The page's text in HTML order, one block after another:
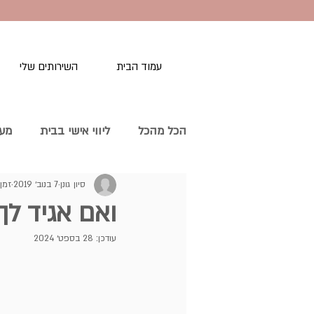
עמוד הבית השירותים שלי
הכל מהכל ליווי אישי בבית
סדר במשרד ובניירת סדר
סידור ארון בגדים סדר בבית
ואם אגיד
סיון גונן 7 בנוב׳ 2019 זמן
עודכן: 28 בספט׳ 2024